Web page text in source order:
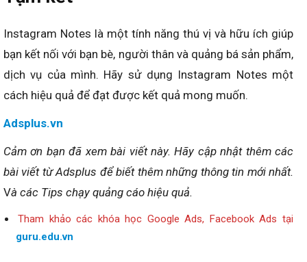
Instagram Notes là một tính năng thú vị và hữu ích giúp
bạn kết nối với bạn bè, người thân và quảng bá sản phẩm,
dịch vụ của mình. Hãy sử dụng Instagram Notes một
cách hiệu quả để đạt được kết quả mong muốn.
Adsplus.vn
Cảm ơn bạn đã xem bài viết này. Hãy cập nhật thêm các
bài viết từ Adsplus để biết thêm những thông tin mới nhất.
Và các Tips chạy quảng cáo hiệu quả.
Tham khảo các khóa học Google Ads, Facebook Ads tại
guru.edu.vn